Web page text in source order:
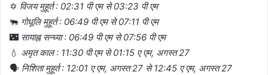
✡️ विजय मुहूर्त : 02:31 पी एम से 03:23 पी एम
🐃 गोधूलि मुहूर्त : 06:49 पी एम से 07:11 पी एम
🌃 सायाह्न सन्ध्या : 06:49 पी एम से 07:56 पी एम
💧 अमृत काल : 11:30 पी एम से 01:15 ए एम, अगस्त 27
🗣️ निशिता मुहूर्त : 12:01 ए एम, अगस्त 27 से 12:45 ए एम, अगस्त 27